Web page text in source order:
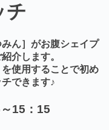
チ
ん］がお腹シェイプ
介します。
使用することで初め
できます♪
15：15